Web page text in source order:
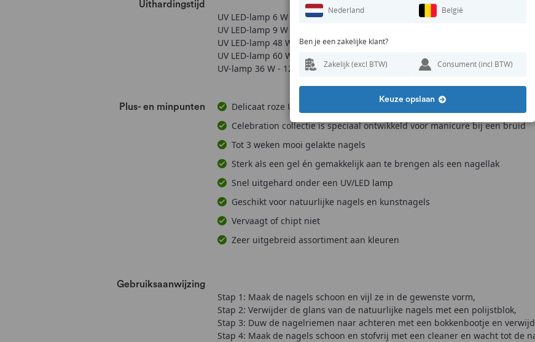
Uithardingstijd
UV LED-lamp 6 W - 2 x 45 sec.
UV LED-lamp 9 W - 2 x 45 sec.
UV LED-lamp 48 W - 30 sec.
UV LED-lamp 60 W - 15 sec.
UV-lamp 36 W - 120 sec.
Plus- en minpunten
Delicaat roze UV/LED gellak met een vleugje perzik
Celebration collectie is speciaal ontwikkeld voor manicure bij een bruid
Tot 3 weken mooi gelakte nagels
Sterk als een gel én gemakkelijk aan te brengen als een nagellak
Snel uitgehard onder een UV/LED lamp
Geschikt voor natuurlijke nagels en kunstnagels
Vervaagt of chipt niet
Zeer uitgebreid assortiment aan kleuren
Gebruiksaanwijzing
Stap 1: Maak de nagels schoon en vijl ze in de gewenste vorm,
Stap 2: Verwijder de glans van de natuurlijke nagels met een polijstblok,
Stap 3: Duw de nagelriemen naar achteren met een bokkenbootje en
Stap 4: Maak de nagels schoon en stofvrij met een cleaner en wacht tot de
Nederland België
Ben je een zakelijke klant?
Zakelijk (excl BTW) Consument (incl BTW)
Keuze opslaan